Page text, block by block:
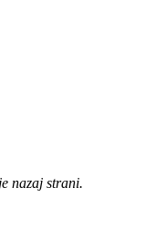
nazaj strani.